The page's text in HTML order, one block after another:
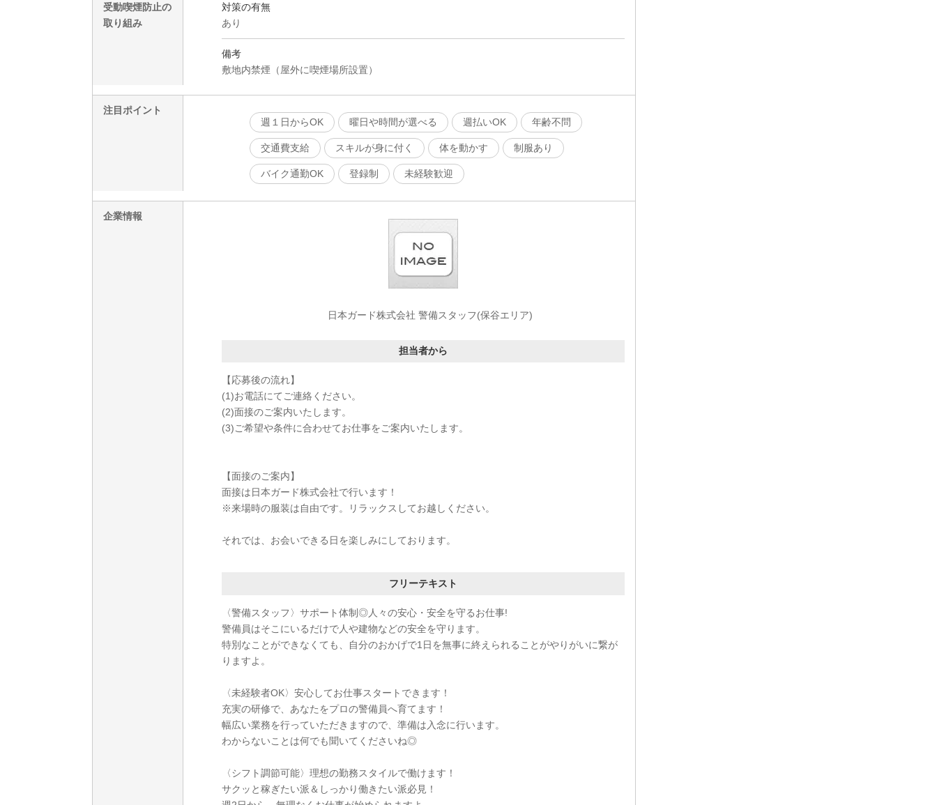
受動喫煙防止の
取り組み
対策の有無
あり
備考
敷地内禁煙（屋外に喫煙場所設置）
注目ポイント
週１日からOK
曜日や時間が選べる 週払いOK 年齢不問
交通費支給 スキルが身に付く 体を動かす 制服あり
バイク通勤OK 登録制 未経験歓迎
企業情報
日本ガード株式会社 警備スタッフ(保谷エリア)
担当者から
【応募後の流れ】
(1)お電話にてご連絡ください。
(2)面接のご案内いたします。
(3)ご希望や条件に合わせてお仕事をご案内いたします。
【面接のご案内】
面接は日本ガード株式会社で行います！
※来場時の服装は自由です。リラックスしてお越しください。
それでは、お会いできる日を楽しみにしております。
フリーテキスト
〈警備スタッフ〉サポート体制◎人々の安心・安全を守るお仕事!
警備員はそこにいるだけで人や建物などの安全を守ります。
特別なことができなくても、自分のおかげで1日を無事に終えられることがやりがいに繋が
りますよ。
〈未経験者OK〉安心してお仕事スタートできます！
充実の研修で、あなたをプロの警備員へ育てます！
幅広い業務を行っていただきますので、準備は入念に行います。
わからないことは何でも聞いてくださいね◎
〈シフト調節可能〉理想の勤務スタイルで働けます！
サクッと稼ぎたい派＆しっかり働きたい派必見！